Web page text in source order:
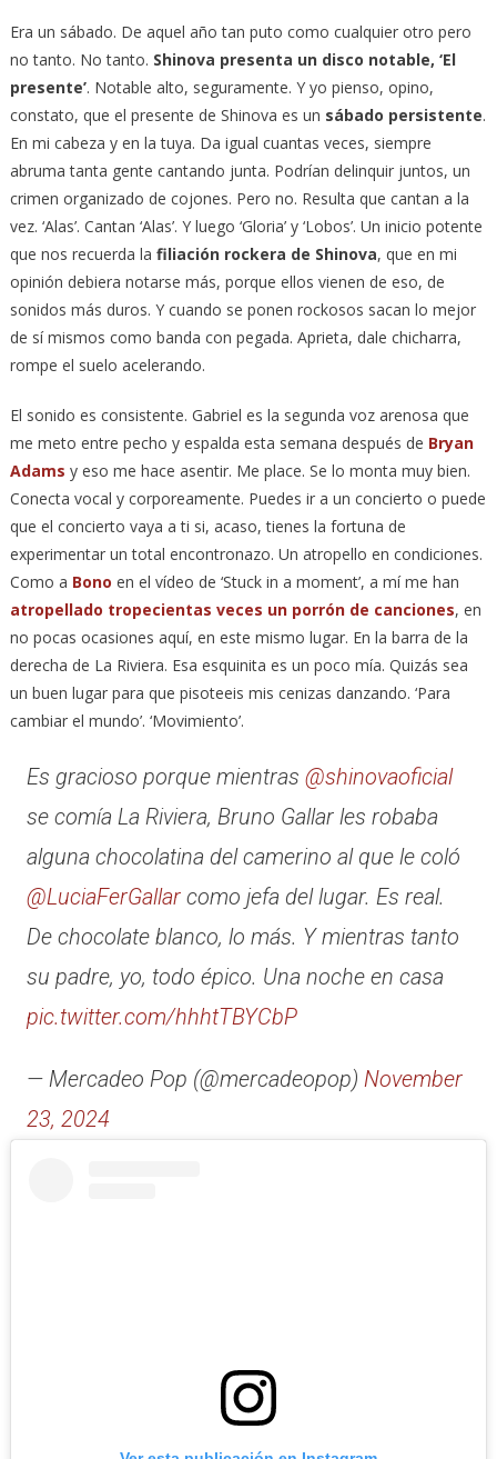
Era un sábado. De aquel año tan puto como cualquier otro pero
no tanto. No tanto. Shinova presenta un disco notable, ‘El
presente’. Notable alto, seguramente. Y yo pienso, opino,
constato, que el presente de Shinova es un sábado persistente.
En mi cabeza y en la tuya. Da igual cuantas veces, siempre
abruma tanta gente cantando junta. Podrían delinquir juntos, un
crimen organizado de cojones. Pero no. Resulta que cantan a la
vez. ‘Alas’. Cantan ‘Alas’. Y luego ‘Gloria’ y ‘Lobos’. Un inicio potente
que nos recuerda la filiación rockera de Shinova, que en mi
opinión debiera notarse más, porque ellos vienen de eso, de
sonidos más duros. Y cuando se ponen rockosos sacan lo mejor
de sí mismos como banda con pegada. Aprieta, dale chicharra,
rompe el suelo acelerando.
El sonido es consistente. Gabriel es la segunda voz arenosa que
me meto entre pecho y espalda esta semana después de Bryan
Adams y eso me hace asentir. Me place. Se lo monta muy bien.
Conecta vocal y corporeamente. Puedes ir a un concierto o puede
que el concierto vaya a ti si, acaso, tienes la fortuna de
experimentar un total encontronazo. Un atropello en condiciones.
Como a Bono en el vídeo de ‘Stuck in a moment’, a mí me han
atropellado tropecientas veces un porrón de canciones, en
no pocas ocasiones aquí, en este mismo lugar. En la barra de la
derecha de La Riviera. Esa esquinita es un poco mía. Quizás sea
un buen lugar para que pisoteeis mis cenizas danzando. ‘Para
cambiar el mundo’. ‘Movimiento’.
Es gracioso porque mientras @shinovaoficial
se comía La Riviera, Bruno Gallar les robaba
alguna chocolatina del camerino al que le coló
@LuciaFerGallarcomo jefa del lugar. Es real.
De chocolate blanco, lo más. Y mientras tanto
su padre, yo, todo épico. Una noche en casa
pic.twitter.com/hhhtTBYCbP
— Mercadeo Pop (@mercadeopop) November
23, 2024